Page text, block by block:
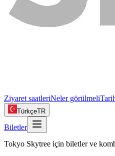
Ziyaret saatleriNeler görülmeli
TürkçeTR
Biletler
Tokyo Skytree için biletler ve